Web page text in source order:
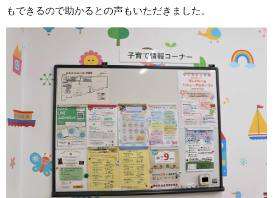
もできるので助かるとの声もいただきました。